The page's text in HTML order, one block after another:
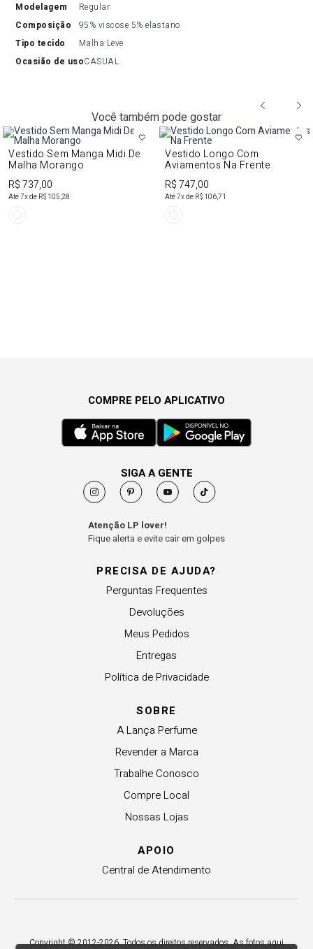
modelagem
Regular
composição
95% viscose 5% elastano
tipo tecido
Malha Leve
ocasião de usoCASUAL
Você também pode gostar
Vestido Sem Manga Midi De
Malha Morango
R$ 737,00
Até7x de R$ 105,28
Vestido Longo Com
Aviamentos Na Frente
R$ 747,00
Até7x de R$ 106,71
PRECISA DE AJUDA?
Perguntas Frequentes
Devoluções
Meus Pedidos
Entregas
Política de Privacidade
SOBRE
A Lança Perfume
Revender a Marca
Trabalhe Conosco
Compre Local
Nossas Lojas
APOIO
Central de Atendimento
COMPRE PELO APLICATIVO
SIGA A GENTE
Atenção LP lover!
Fique alerta e evite cair em golpes
Copyright © 2012-2026. Todos os direitos reservados. As fotos aqui